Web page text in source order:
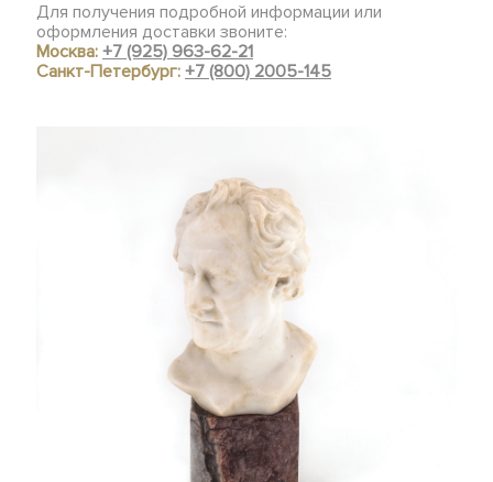
Для получения подробной информации или
оформления доставки звоните:
Москва:+7 (925) 963-62-21
Санкт-Петербург:+7 (800) 2005-145